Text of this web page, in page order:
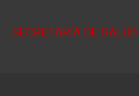
SECRETARÍA DE SALUD